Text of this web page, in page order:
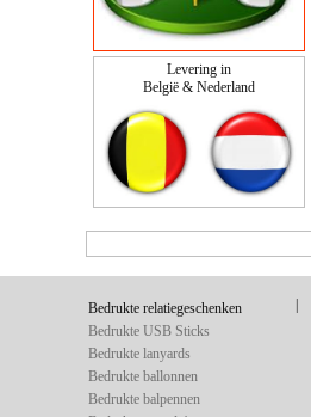
Levering in
België & Nederland
Bedrukte relatiegeschenken
Bedrukte USB Sticks
Bedrukte lanyards
Bedrukte ballonnen
Bedrukte balpennen